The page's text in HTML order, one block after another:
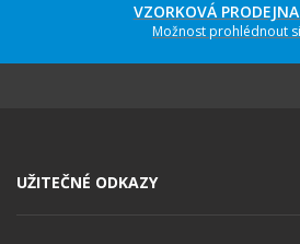
VZORKOVÁ
Možnost prohlédnout
UŽITEČNÉ ODKAZY